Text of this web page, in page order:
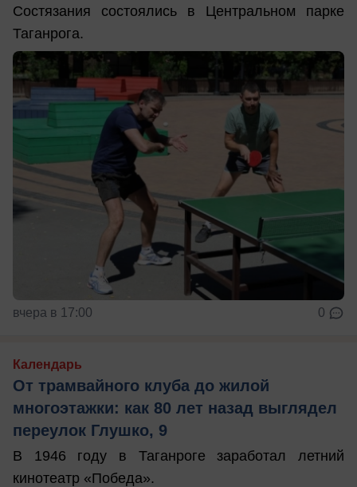
Состязания состоялись в Центральном парке
Таганрога.
вчера в 17:00 0
Календарь
От трамвайного клуба до жилой
многоэтажки: как 80 лет назад выглядел
переулок Глушко, 9
В 1946 году в Таганроге заработал летний
кинотеатр «Победа».